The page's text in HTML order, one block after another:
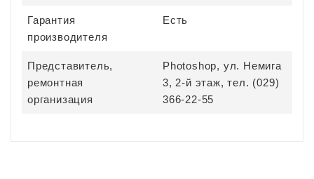
Гарантия
производителя
Есть
Представитель,
ремонтная
организация
Photoshop, ул. Немига
3, 2-й этаж, тел. (029)
366-22-55